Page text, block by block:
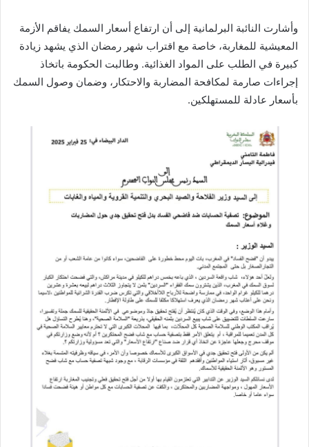
وأشارت النائبة البرلمانية إلى أن ارتفاع أسعار السمك يفاقم الأزمة
المعيشية للمغاربة، خاصة مع اقتراب شهر رمضان الذي يشهد زيادة
كبيرة في الطلب على المواد الغذائية. وطالبت الحكومة باتخاذ
إجراءات صارمة لمكافحة المضاربة والاحتكار، وضمان وصول السمك
بأسعار عادلة للمستهلكين.